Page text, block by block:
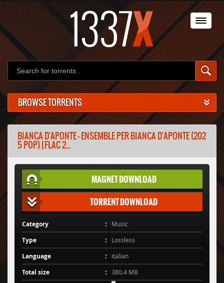
BROWSE TORRENTS
BIANCA D'APONTE - ENSEMBLE PER BIANCA D'APONTE (202
5 POP) [FLAC 2...
MAGNET DOWNLOAD
TORRENT DOWNLOAD
Category Music
Type Lossless
Language italian
Total size 380.4 MB